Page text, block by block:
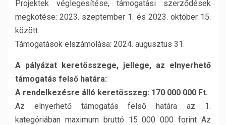
Projektek véglegesítése, támogatási szerződések
megkötése: 2023. szeptember 1. és 2023. október 15.
között.
Támogatások elszámolása: 2024. augusztus 31.
A pályázat keretösszege, jellege, az elnyerhető
támogatás felső határa:
A rendelkezésre álló keretösszeg: 170 000 000 Ft.
Az elnyerhető támogatás felső határa az 1.
kategóriában maximum bruttó 15 000 000 forint Az